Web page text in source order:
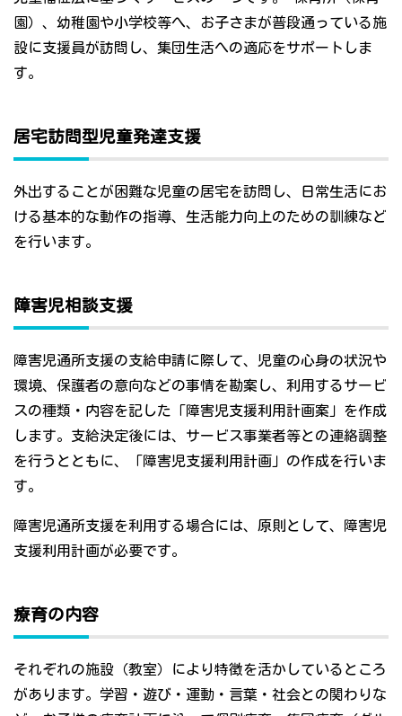
園）、幼稚園や小学校等へ、お子さまが普段通っている施
設に支援員が訪問し、集団生活への適応をサポートしま
す。
居宅訪問型児童発達支援
外出することが困難な児童の居宅を訪問し、日常生活にお
ける基本的な動作の指導、生活能力向上のための訓練など
を行います。
障害児相談支援
障害児通所支援の支給申請に際して、児童の心身の状況や
環境、保護者の意向などの事情を勘案し、利用するサービ
スの種類・内容を記した「障害児支援利用計画案」を作成
します。支給決定後には、サービス事業者等との連絡調整
を行うとともに、「障害児支援利用計画」の作成を行いま
す。
障害児通所支援を利用する場合には、原則として、障害児
支援利用計画が必要です。
療育の内容
それぞれの施設（教室）により特徴を活かしているところ
があります。学習・遊び・運動・言葉・社会との関わりな